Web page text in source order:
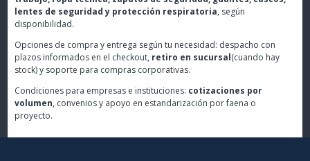
lentes de seguridad y protección respiratoria, según
disponibilidad.
Opciones de compra y entrega según tu necesidad: despacho con
plazos informados en el checkout, retiro en sucursal(cuando hay
stock) y soporte para compras corporativas.
Condiciones para empresas e instituciones: cotizaciones por
volumen, convenios y apoyo en estandarización por faena o
proyecto.